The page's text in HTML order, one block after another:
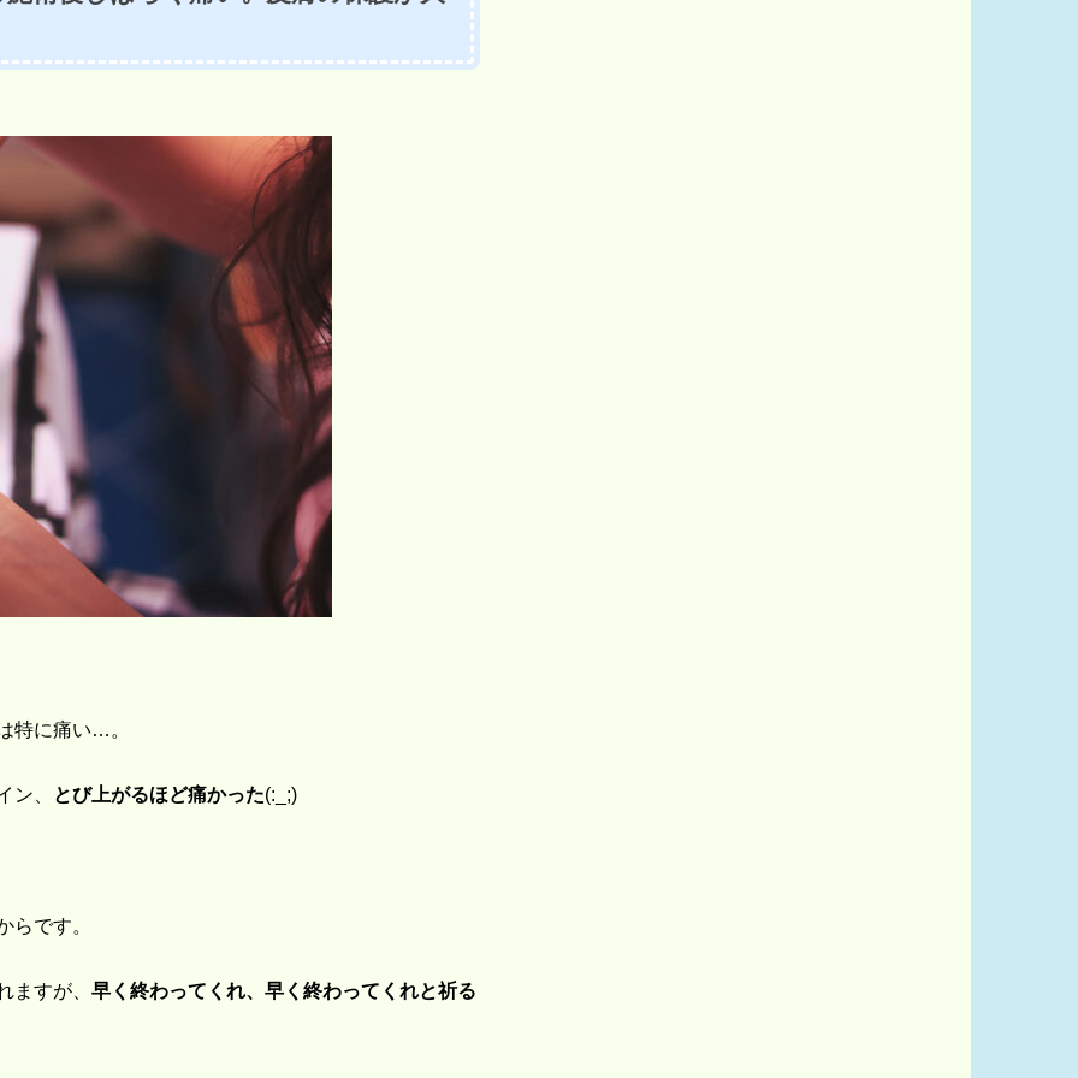
特に痛い…。
ン、 とび上がるほど痛かった(:_;)
らです。
ますが、 早く終わってくれ、早く終わってくれと祈る